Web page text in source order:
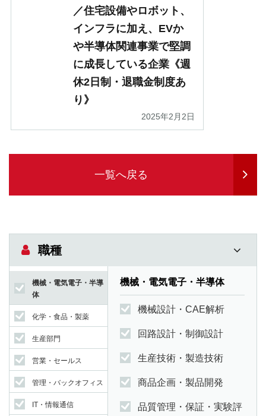
／住宅設備やロボット、
インフラに加え、EVか
や半導体関連事業で堅調
に成長している企業《週
休2日制・退職金制度あ
り》
2025年2月2日
一覧へ戻る
職種
機械・電気電子・半導
体
化学・食品・製薬
生産部門
営業・セールス
管理・バックオフィス
IT・情報通信
機械・電気電子・半導体
機械設計・CAE解析
回路設計・制御設計
生産技術・製造技術
商品企画・製品開発
品質管理・保証・実験評